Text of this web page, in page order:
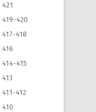
420
418
415
412